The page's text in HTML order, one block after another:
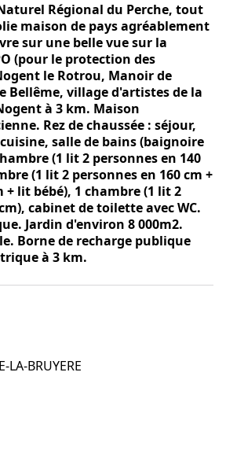
Régional du Perche, tout
maison de pays agréablement
sur une belle vue sur la
(pour le protection des
le Rotrou, Manoir de
Bellême, village d'artistes de la
à 3 km. Maison
Rez de chaussée : séjour,
salle de bains (baignoire
(1 lit 2 personnes en 140
(1 lit 2 personnes en 160 cm +
lit bébé), 1 chambre (1 lit 2
cabinet de toilette avec WC.
Jardin d'environ 8 000m2.
Borne de recharge publique
à 3 km.
LA-BRUYERE